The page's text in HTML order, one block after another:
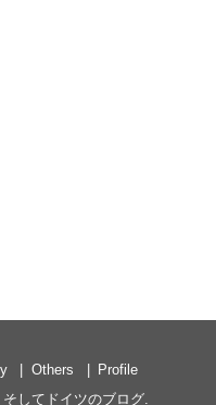
Others
Profile
してドイツのブログ.